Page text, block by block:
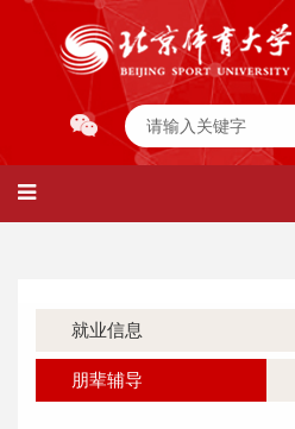
就业信息
朋辈辅导